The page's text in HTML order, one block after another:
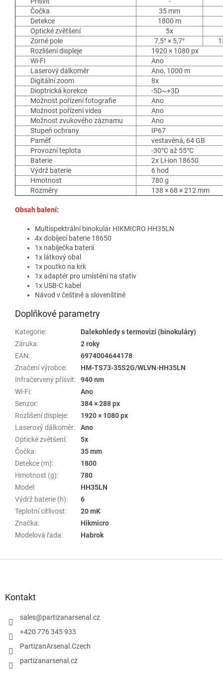
Čočka
35 mm
Detekce
1800 m
Optické zvětšení
5x
Zorné pole
7,5° × 5,7°
Rozlišení displeje
1920 × 1080 px
Wi-Fi
Ano
Laserový dálkoměr
Ano, 1000 m
Digitální zoom
8x
Dioptrická korekce
-5D~+3D
Možnost pořízení fotografie
Ano
Možnost pořízení videa
Ano
Možnost zvukového záznamu
Ano
Stupeň ochrany
IP67
Paměť
vestavěná, 64 GB
Provozní teplota
-30°C až 55°C
Baterie
2x Li-ion 18650
Výdrž baterie
6 hod
Hmotnost
780 g
Rozměry
138 × 68 × 212 mm
Obsah balení:
Multispektrální binokulár HIKMICRO HH35LN
4x dobíjecí baterie 18650
1x nabíječka baterií
1x látkový obal
1x poutko na krk
1x adaptér pro umístění na stativ
1x USB-C kabel
Návod v češtině a slovenštině
Doplňkové parametry
Kategorie:
Dalekohledy s termovizí (binokuláry)
Záruka:
2 roky
EAN:
6974004644178
Značení výrobce:
HM-TS73-35S2G/WLVN-HH35LN
Infračervený přísvit:
940 nm
Wi-Fi:
Ano
Senzor:
384 × 288 px
Rozlišení displeje:
1920 × 1080 px
Laserový dálkoměr:
Ano
Optické zvětšení:
5x
Čočka:
35 mm
Detekce (m):
1800
Hmotnost (g):
780
Model :
HH35LN
Výdrž baterie (h):
6
Teplotní citlivost:
20 mK
Značka:
Hikmicro
Modelová řada: Habrok
Kontakt
sales@partizanarsenal.cz
+420 776 345 933
PartizanArsenal.Czech
partizanarsenal.cz